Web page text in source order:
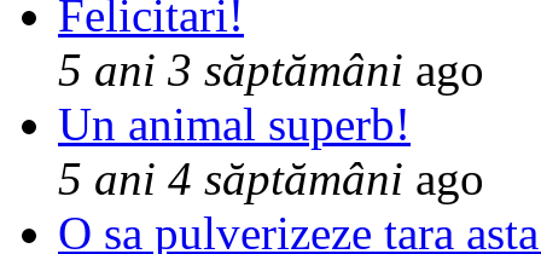
Felicitari!
5 ani 3 săptămâni ago
Un animal superb!
5 ani 4 săptămâni ago
O sa pulverizeze tara